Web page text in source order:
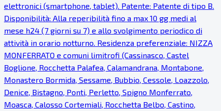
elettronici (smartphone, tablet). Patente: Patente di tipo B.
Disponibilità: Alla reperibilità fino a max 10 gg medi al
mese h24 (7 giorni su 7) e allo svolgimento periodico di
attività in orario notturno. Residenza preferenziale: NIZZA
MONFERRATO e comuni limitrofi (Cassinasco, Castel
Boglione, Rocchetta Palafea, Calamandrana, Montabone,
Monastero Bormida, Sessame, Bubbio, Cessole, Loazzolo,
Denice, Bistagno, Ponti, Perletto, Spigno Monferrato,
Moasca, Calosso Cortemiali, Rocchetta Belbo, Castino,